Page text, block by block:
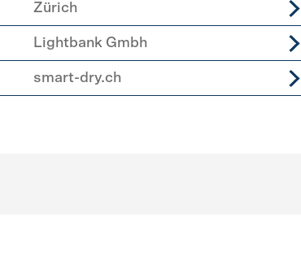
Zürich
Lightbank Gmbh
smart-dry.ch